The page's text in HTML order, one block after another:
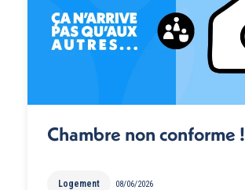
Chambre non conforme !
Logement 08/06/2026